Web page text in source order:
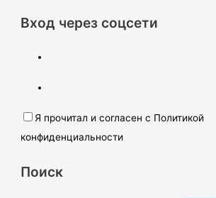
Вход через соцсети
Я прочитал и согласен с Политикой
конфиденциальности
Поиск